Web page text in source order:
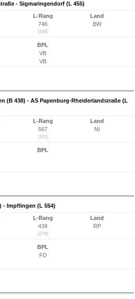
- Sigmaringendorf (L 455)
L-Rang
746
(598)
Land
BW
BPL
VB
VB
(B 438) - AS Papenburg-Rheiderlandstraße (L
L-Rang
567
(301)
Land
NI
BPL
- Impflingen (L 554)
L-Rang
439
(276)
Land
RP
BPL
FD